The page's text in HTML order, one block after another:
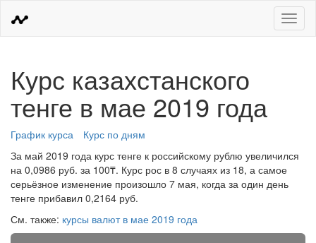
Меню
Курс казахстанского
тенге в мае 2019 года
График курса
Курс по дням
За май 2019 года курс тенге к российскому рублю увеличился
на 0,0986 руб. за 100₸. Курс рос в 8 случаях из 18, а самое
серьёзное изменение произошло 7 мая, когда за один день
тенге прибавил 0,2164 руб.
См. также: курсы валют в мае 2019 года